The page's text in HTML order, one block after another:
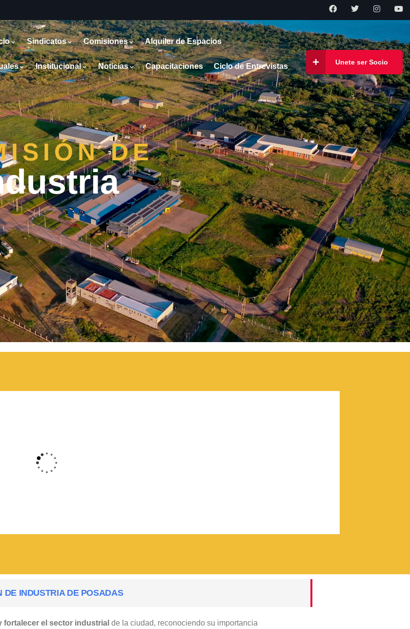
Sindicatos Comisiones Alquiler de Espacios
Institucional Noticias Capacitaciones Ciclo de Entrevistas
Unete ser Socio
DE
DE INDUSTRIA DE POSADAS
fortalecer el sector industrial de la ciudad, reconociendo su importancia